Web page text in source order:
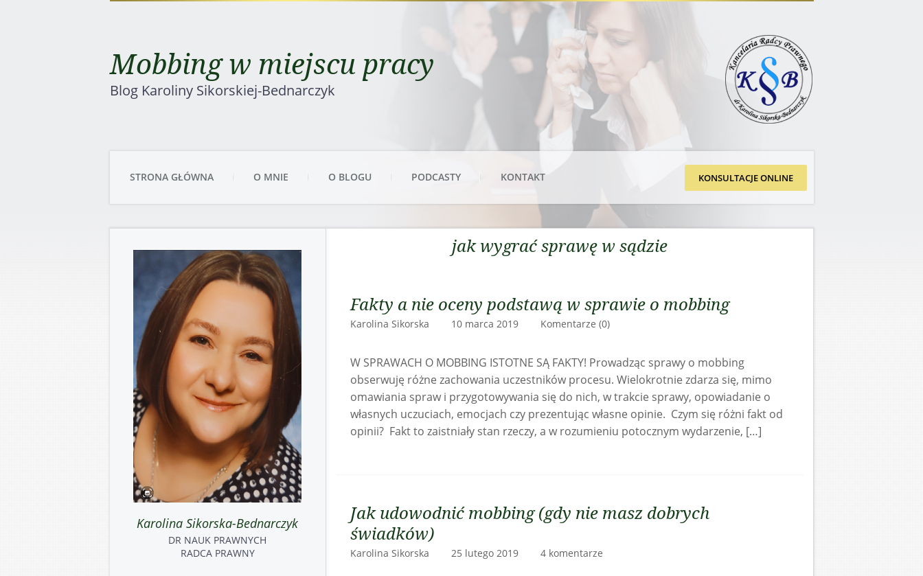
Mobbing w miejscu pracy
Blog Karoliny Sikorskiej-Bednarczyk
STRONA GŁÓWNA O MNIE O BLOGU PODCASTY KONTAKT KONSULTACJE ONLINE
jak wygrać sprawę w sądzie
Fakty a nie oceny podstawą w sprawie o mobbing
Karolina Sikorska 10 marca 2019 Komentarze (0)
W SPRAWACH O MOBBING ISTOTNE SĄ FAKTY! Prowadząc sprawy o mobbing
obserwuję różne zachowania uczestników procesu. Wielokrotnie zdarza się, mimo
omawiania spraw i przygotowywania się do nich, w trakcie sprawy, opowiadanie o
własnych uczuciach, emocjach czy prezentując własne opinie. Czym się różni fakt od
opinii? Fakt to zaistniały stan rzeczy, a w rozumieniu potocznym wydarzenie, […]
Jak udowodnić mobbing (gdy nie masz dobrych
świadków)
Karolina Sikorska 25 lutego 2019 4 komentarze
Karolina Sikorska-Bednarczyk
DR NAUK PRAWNYCH
RADCA PRAWNY